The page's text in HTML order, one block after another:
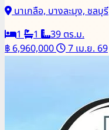
นาเกลือ, บางละมุง, ชลบุรี
1
1
39 ตร.ม.
฿ 6,960,000
7 เม.ย. 69